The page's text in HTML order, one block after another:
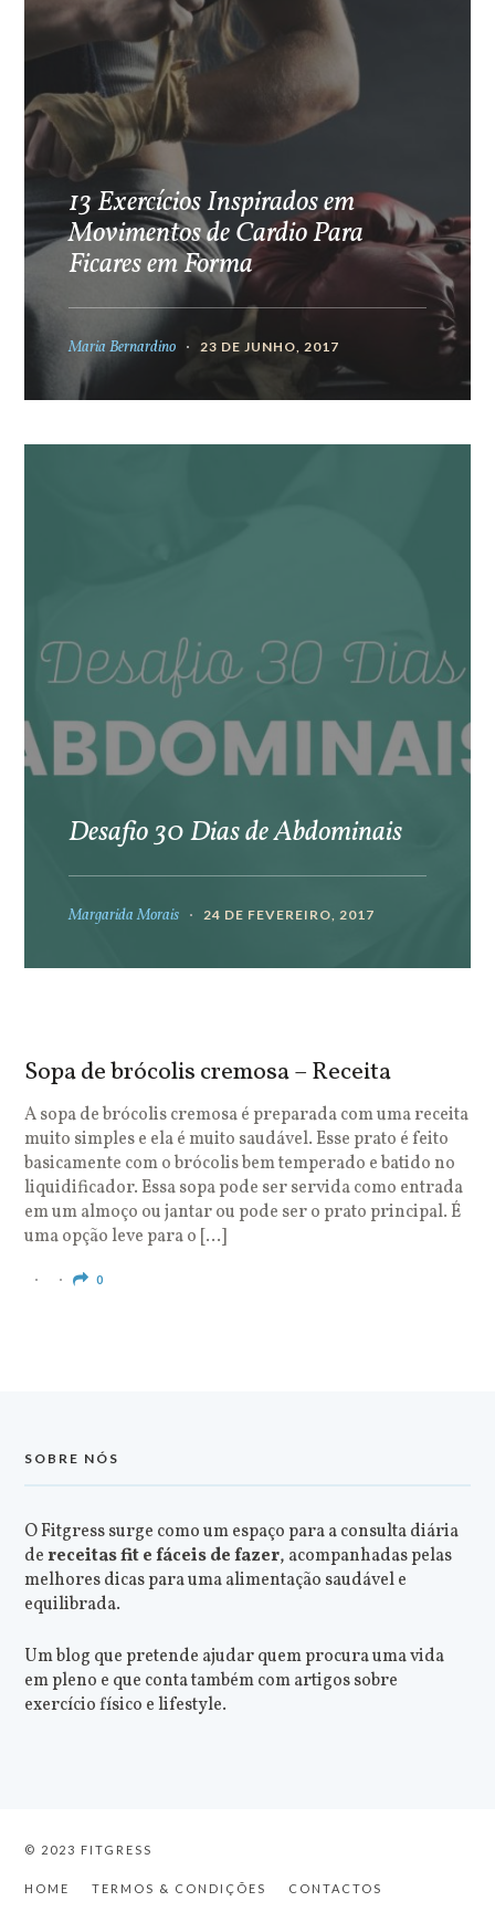
13 Exercícios Inspirados em
Movimentos de Cardio Para
Ficares em Forma
Maria Bernardino 23 DE JUNHO, 2017
Desafio 30 Dias de Abdominais
Margarida Morais 24 DE FEVEREIRO, 2017
Sopa de brócolis cremosa – Receita
A sopa de brócolis cremosa é preparada com uma receita
muito simples e ela é muito saudável. Esse prato é feito
basicamente com o brócolis bem temperado e batido no
liquidificador. Essa sopa pode ser servida como entrada
em um almoço ou jantar ou pode ser o prato principal. É
uma opção leve para o […]
0
SOBRE NÓS
O Fitgress surge como um espaço para a consulta diária
dereceitas fit e fáceis de fazer, acompanhadas pelas
melhores dicas para uma alimentação saudável e
equilibrada.
Um blog que pretende ajudar quem procura uma vida
em pleno e que conta também com artigos sobre
exercício físico e lifestyle.
© 2023 FITGRESS
HOME TERMOS & CONDIÇÕES CONTACTOS